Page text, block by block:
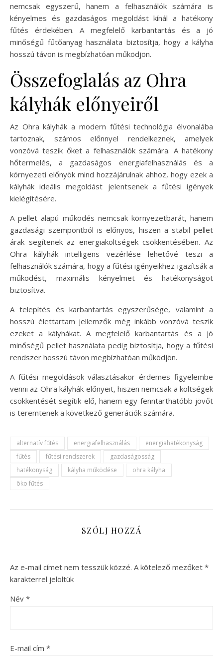
nemcsak egyszerű, hanem a felhasználók számára is
kényelmes és gazdaságos megoldást kínál a hatékony
fűtés érdekében. A megfelelő karbantartás és a jó
minőségű fűtőanyag használata biztosítja, hogy a kályha
hosszú távon is megbízhatóan működjön.
Összefoglalás az Ohra
kályhák előnyeiről
Az Ohra kályhák a modern fűtési technológia élvonalába
tartoznak, számos előnnyel rendelkeznek, amelyek
vonzóvá teszik őket a felhasználók számára. A hatékony
hőtermelés, a gazdaságos energiafelhasználás és a
környezeti előnyök mind hozzájárulnak ahhoz, hogy ezek a
kályhák ideális megoldást jelentsenek a fűtési igények
kielégítésére.
A pellet alapú működés nemcsak környezetbarát, hanem
gazdasági szempontból is előnyös, hiszen a stabil pellet
árak segítenek az energiaköltségek csökkentésében. Az
Ohra kályhák intelligens vezérlése lehetővé teszi a
felhasználók számára, hogy a fűtési igényeikhez igazítsák a
működést, maximális kényelmet és hatékonyságot
biztosítva.
A telepítés és karbantartás egyszerűsége, valamint a
hosszú élettartam jellemzők még inkább vonzóvá teszik
ezeket a kályhákat. A megfelelő karbantartás és a jó
minőségű pellet használata pedig biztosítja, hogy a fűtési
rendszer hosszú távon megbízhatóan működjön.
A fűtési megoldások választásakor érdemes figyelembe
venni az Ohra kályhák előnyeit, hiszen nemcsak a költségek
csökkentését segítik elő, hanem egy fenntarthatóbb jövőt
is teremtenek a következő generációk számára.
alternatív fűtés energiafelhasználás
energiahatékonyság
fűtés
fűtési rendszerek
gazdaságosság
hatékonyság
kályha működése
ohra kályha
öko fűtés
SZÓLJ HOZZÁ
Az e-mail címet nem tesszük közzé. A kötelező mezőket *
karakterrel jelöltük
Név *
E-mail cím *